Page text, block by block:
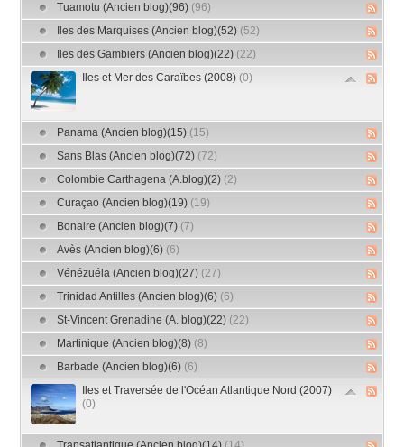
Tuamotu (Ancien blog)(96) (96)
Iles des Marquises (Ancien blog)(52) (52)
Iles des Gambiers (Ancien blog)(22) (22)
Iles et Mer des Caraïbes (2008) (0)
Panama (Ancien blog)(15) (15)
Sans Blas (Ancien blog)(72) (72)
Colombie Carthagena (A.blog)(2) (2)
Curaçao (Ancien blog)(19) (19)
Bonaire (Ancien blog)(7) (7)
Avès (Ancien blog)(6) (6)
Vénézuéla (Ancien blog)(27) (27)
Trinidad Antilles (Ancien blog)(6) (6)
St-Vincent Grenadine (A. blog)(22) (22)
Martinique (Ancien blog)(8) (8)
Barbade (Ancien blog)(6) (6)
Iles et Traversée de l'Océan Atlantique Nord (2007)
(0)